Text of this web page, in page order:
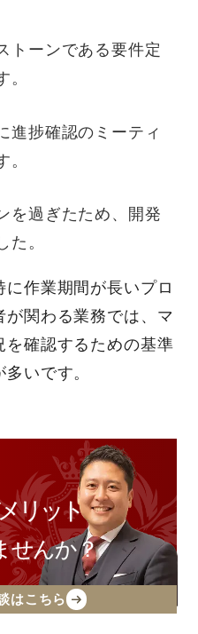
トーンである要件定
。
進捗確認のミーティ
。
を過ぎたため、開発
た。
作業期間が長いプロ
が関わる業務では、マ
を確認するための基準
いです。
リット
せんか？
はこちら